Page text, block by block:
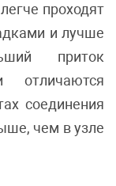
проходят
и лучше
приток
отличаются
соединения
чем в узле